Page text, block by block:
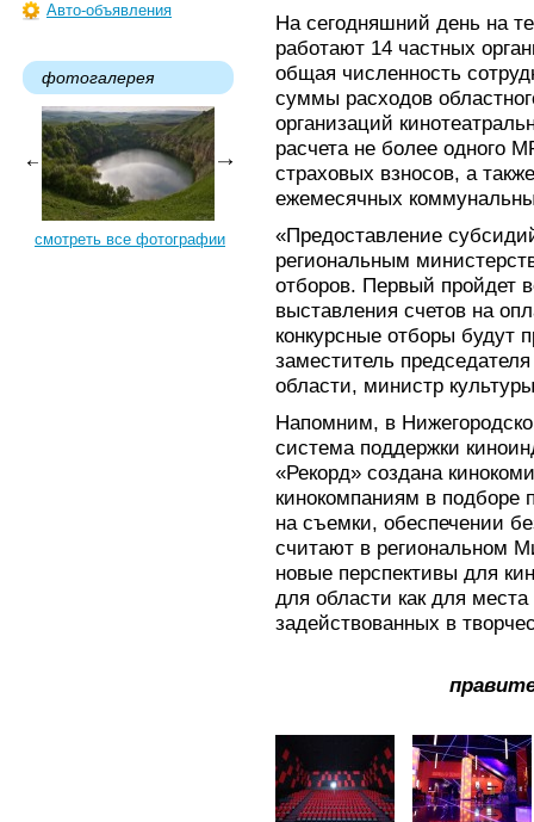
Авто-объявления
фотогалерея
смотреть все фотографии
На сегодняшний день на
работают 14 частных
общая численность
суммы расходов
организаций
расчета не более одного
страховых взносов, а
ежемесячных
«Предоставление
региональным
отборов. Первый пройдет
выставления счетов на
конкурсные отборы будут
заместитель
области, министр
Напомним, в
система поддержки
«Рекорд» создана
кинокомпаниям в подборе
на съемки, обеспечении
считают в региональном
новые перспективы для
для области как для
задействованных в